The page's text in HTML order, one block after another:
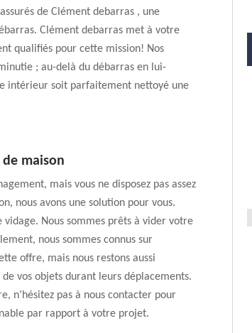
de Clément debarras , une
Clément debarras met à votre
qualifiés pour cette mission! Nos
; au-delà du débarras en lui-
intérieur soit parfaitement nettoyé une
maison
mais vous ne disposez pas assez
nous avons une solution pour vous.
vidage. Nous sommes prêts à vider votre
nous sommes connus sur
offre, mais nous restons aussi
vos objets durant leurs déplacements.
n’hésitez pas à nous contacter pour
par rapport à votre projet.